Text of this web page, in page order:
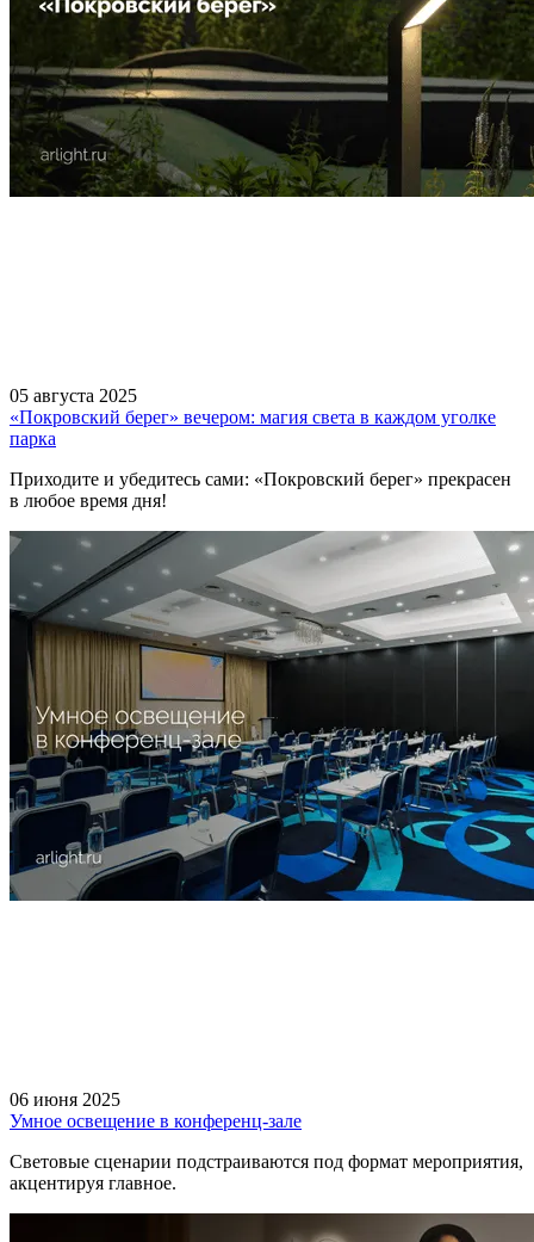
05 августа 2025
«Покровский берег» вечером: магия света в каждом уголке
парка
Приходите и убедитесь сами: «Покровский берег» прекрасен
в любое время дня!
06 июня 2025
Умное освещение в конференц-зале
Световые сценарии подстраиваются под формат мероприятия,
акцентируя главное.